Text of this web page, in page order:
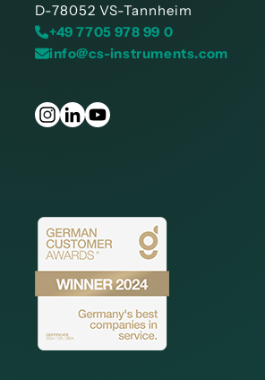
D-78052 VS-Tannheim
+49 7705 978 99 0
info@cs-instruments.com